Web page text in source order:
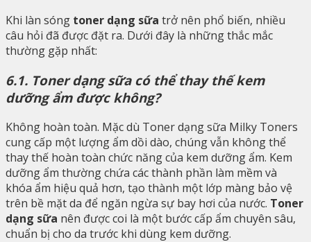
Khi làn sóng toner dạng sữa trở nên phổ biến, nhiều
câu hỏi đã được đặt ra. Dưới đây là những thắc mắc
thường gặp nhất:
6.1. Toner dạng sữa có thể thay thế kem
dưỡng ẩm được không?
Không hoàn toàn. Mặc dù Toner dạng sữa Milky Toners
cung cấp một lượng ẩm dồi dào, chúng vẫn không thể
thay thế hoàn toàn chức năng của kem dưỡng ẩm. Kem
dưỡng ẩm thường chứa các thành phần làm mềm và
khóa ẩm hiệu quả hơn, tạo thành một lớp màng bảo vệ
trên bề mặt da để ngăn ngừa sự bay hơi của nước. Toner
dạng sữa nên được coi là một bước cấp ẩm chuyên sâu,
chuẩn bị cho da trước khi dùng kem dưỡng.